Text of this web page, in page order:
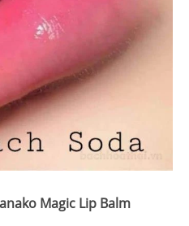
Magic Lip Balm